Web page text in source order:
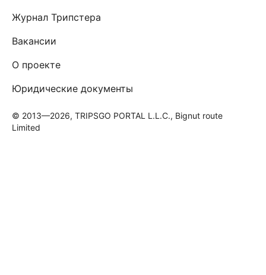
Журнал Трипстера
Вакансии
О проекте
Юридические документы
© 2013—2026, TRIPSGO PORTAL L.L.C., Bignut route
Limited